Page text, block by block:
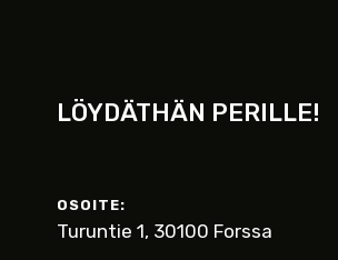
LÖYDÄTHÄN PERILLE!
OSOITE:
Turuntie 1, 30100 Forssa